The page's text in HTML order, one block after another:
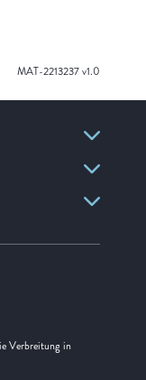
MAT-2213237 v1.0
Verbreitung in